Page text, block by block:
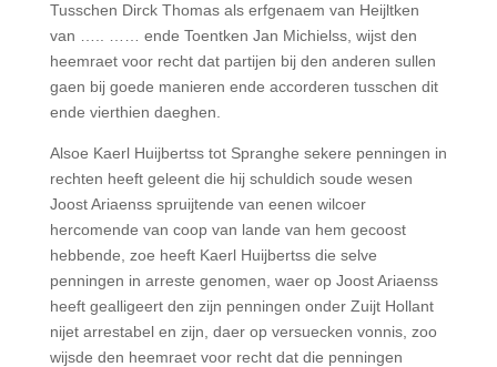
Tusschen Dirck Thomas als erfgenaem van Heijltken
van ….. …… ende Toentken Jan Michielss, wijst den
heemraet voor recht dat partijen bij den anderen sullen
gaen bij goede manieren ende accorderen tusschen dit
ende vierthien daeghen.
Alsoe Kaerl Huijbertss tot Spranghe sekere penningen in
rechten heeft geleent die hij schuldich soude wesen
Joost Ariaenss spruijtende van eenen wilcoer
hercomende van coop van lande van hem gecoost
hebbende, zoe heeft Kaerl Huijbertss die selve
penningen in arreste genomen, waer op Joost Ariaenss
heeft gealligeert den zijn penningen onder Zuijt Hollant
nijet arrestabel en zijn, daer op versuecken vonnis, zoo
wijsde den heemraet voor recht dat die penningen